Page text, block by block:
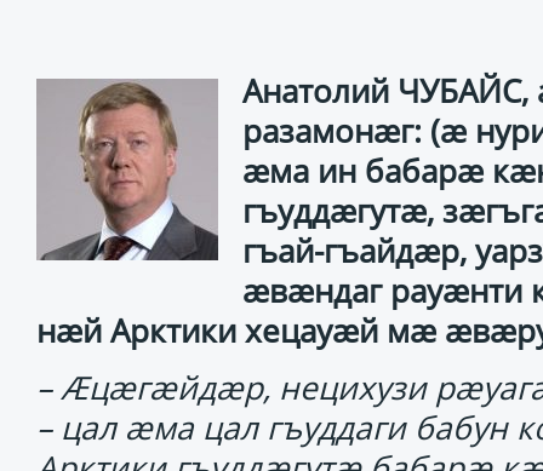
Анатолий ЧУБАЙС,
разамонӕг: (ӕ
ӕма ин бабарӕ
гъуддӕгутӕ,
гъай-гъайдӕр,
ӕвӕндаг рауӕнти
нӕй Арктики хецауӕй мӕ
– Ӕцӕгӕйдӕр, нецихузи
– цал ӕма цал гъуддаги бабун